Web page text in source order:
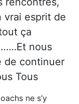
vrai esprit de
ça
nous
de continuer
Tous
ne s’y